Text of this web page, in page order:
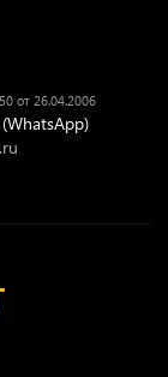
от 26.04.2006
(WhatsApp)